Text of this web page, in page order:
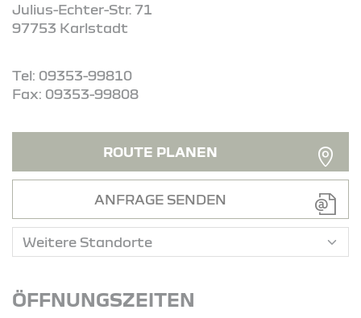
Julius-Echter-Str. 71
97753 Karlstadt
Tel: 09353-99810
Fax: 09353-99808
ROUTE PLANEN
ANFRAGE SENDEN
ÖFFNUNGSZEITEN